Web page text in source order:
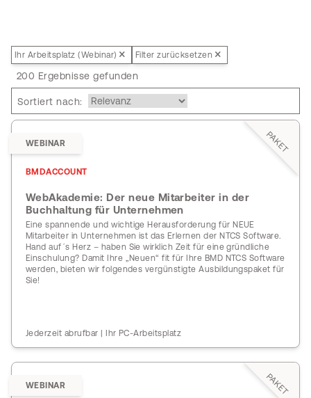
Ihr Arbeitsplatz (Webinar) Filter zurücksetzen
200 Ergebnisse gefunden
Sortiert nach:
PAKET
WEBINAR
BMDACCOUNT
WebAkademie: Der neue Mitarbeiter in der
Buchhaltung für Unternehmen
Eine spannende und wichtige Herausforderung für NEUE
Mitarbeiter in Unternehmen ist das Erlernen der NTCS Software.
Hand auf´s Herz – haben Sie wirklich Zeit für eine gründliche
Einschulung? Damit Ihre „Neuen“ fit für Ihre BMD NTCS Software
werden, bieten wir folgendes vergünstigte Ausbildungspaket für
Sie!
Jederzeit abrufbar | Ihr PC-Arbeitsplatz
PAKET
WEBINAR